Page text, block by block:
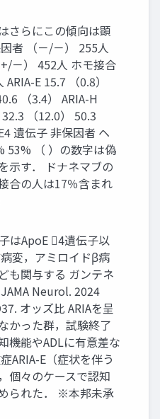
さらにこの傾向は顕
者 （－/－） 255人
－） 452人 ホモ接合
ARIA-E 15.7 （0.8）
（3.4） ARIA-H
（12.0） 50.3
遺伝子 非保因者 ヘ
53% （ ）の数字は偽
示す． ドナネマブの
合の人は17％含まれ
はApoE 4遺伝子以
変，アミロイドβ病
も関与する ガンテネ
Neurol. 2024
オッズ比 ARIAを呈
かった群，試験終了
機能やADLに有意差な
ARIA-E（症状を伴う
個々のケースで認知
られた． ※本邦未承